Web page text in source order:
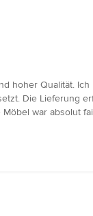
hoher Qualität.
Die Lieferung
war absolut